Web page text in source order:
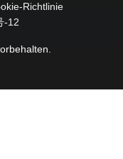
Richtlinie
-12